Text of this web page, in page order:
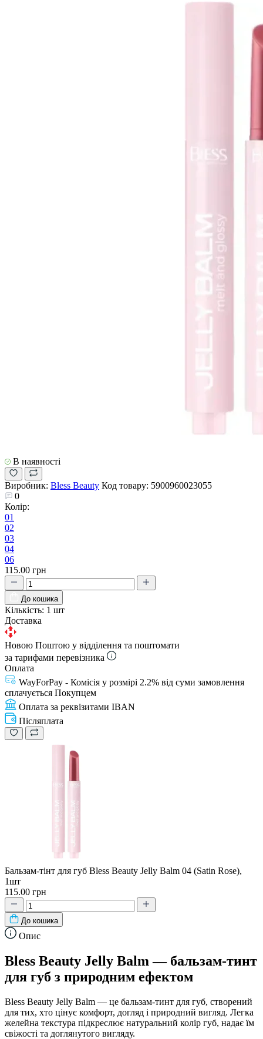
В наявності
Виробник: Bless Beauty Код товару: 5900960023055
0
Колір:
01
02
03
04
06
115.00 грн
До кошика
Кількість: 1 шт
Доставка
Новою Поштою у відділення та поштомати
за тарифами перевізника
Оплата
WayForPay - Комісія у розмірі 2.2% від суми замовлення
сплачується Покупцем
Оплата за реквізитами IBAN
Післяплата
Бальзам-тінт для губ Bless Beauty Jelly Balm 04 (Satin Rose),
1шт
115.00 грн
До кошика
Опис
Bless Beauty Jelly Balm — бальзам-тинт
для губ з природним ефектом
Bless Beauty Jelly Balm — це бальзам-тинт для губ, створений
для тих, хто цінує комфорт, догляд і природний вигляд. Легка
желейна текстура підкреслює натуральний колір губ, надає їм
свіжості та доглянутого вигляду.